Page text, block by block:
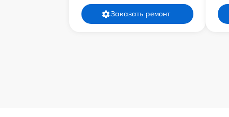
Заказать ремонт